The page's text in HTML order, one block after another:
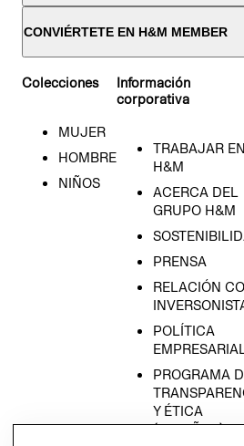
CONVIÉRTETE EN H&M MEMBER
Colecciones
MUJER
HOMBRE
NIÑOS
Información
corporativa
TRABAJAR EN
H&M
ACERCA DEL
GRUPO H&M
PRENSA
RELACIÓN
POLÍTICA
PROGRAMA
Y ÉTICA
(ESPAÑOL)